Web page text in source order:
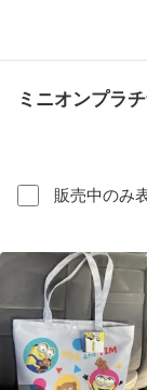
ミニオンプラ
販売中のみ